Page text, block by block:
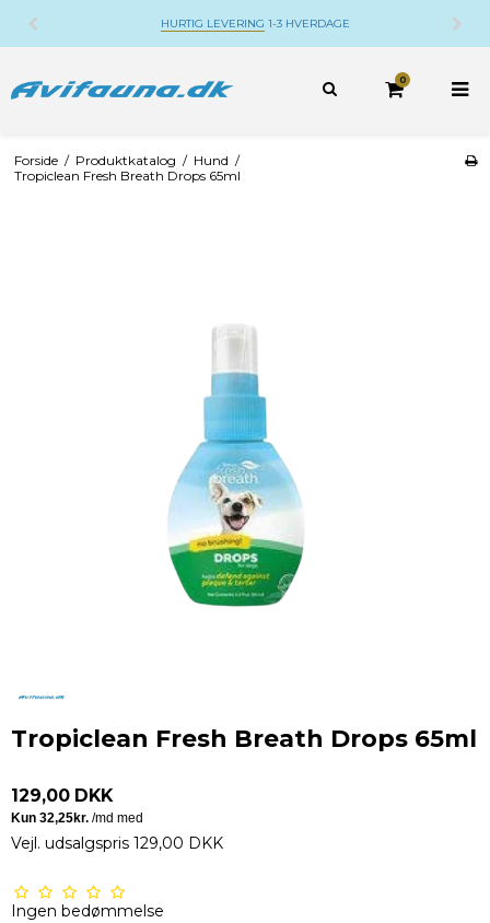
HURTIG LEVERING 1-3 HVERDAGE
0
Forside / Produktkatalog / Hund /
Tropiclean Fresh Breath Drops 65ml
Tropiclean Fresh Breath Drops 65ml
129,00 DKK
Vejl. udsalgspris 129,00 DKK
Ingen bedømmelse